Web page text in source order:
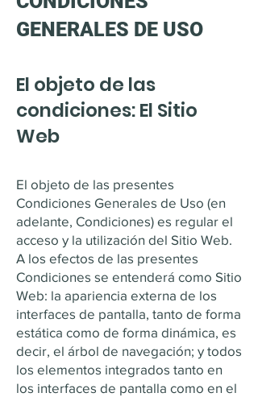
GENERALES DE USO
El objeto de las
condiciones: El Sitio
Web
El objeto de las presentes
Condiciones Generales de Uso (en
adelante, Condiciones) es regular el
acceso y la utilización del Sitio Web.
A los efectos de las presentes
Condiciones se entenderá como Sitio
Web: la apariencia externa de los
interfaces de pantalla, tanto de forma
estática como de forma dinámica, es
decir, el árbol de navegación; y todos
los elementos integrados tanto en
los interfaces de pantalla como en el